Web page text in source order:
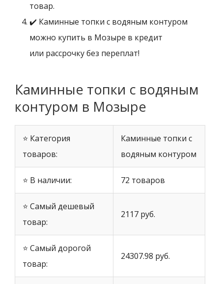
товар.
✔️ Каминные топки с водяным контуром
можно купить в Мозыре в кредит
или рассрочку без переплат!
Каминные топки с водяным
контуром в Мозыре
⭐ Категория
товаров:
Каминные топки с
водяным контуром
⭐ В наличии: 72 товаров
⭐ Самый дешевый
товар:
2117 руб.
⭐ Самый дорогой
товар:
24307.98 руб.